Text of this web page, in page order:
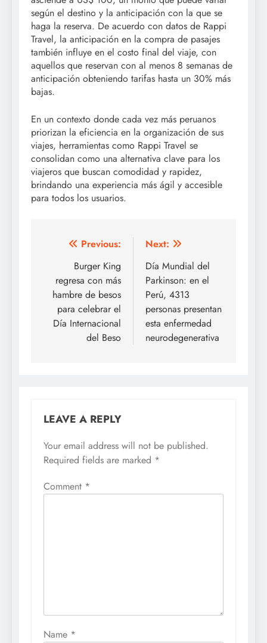
según el destino y la anticipación con la que se
haga la reserva. De acuerdo con datos de Rappi
Travel, la anticipación en la compra de pasajes
también influye en el costo final del viaje, con
aquellos que reservan con al menos 8 semanas de
anticipación obteniendo tarifas hasta un 30% más
bajas.
En un contexto donde cada vez más peruanos
priorizan la eficiencia en la organización de sus
viajes, herramientas como Rappi Travel se
consolidan como una alternativa clave para los
viajeros que buscan comodidad y rapidez,
brindando una experiencia más ágil y accesible
para todos los usuarios.
Post
navigation
Previous:
Burger King
regresa con más
hambre de besos
para celebrar el
Día Internacional
del Beso
Next:
Día Mundial del
Parkinson: en el
Perú, 4313
personas presentan
esta enfermedad
neurodegenerativa
LEAVE A REPLY
Your email address will not be published.
Required fields are marked *
Comment *
Name *